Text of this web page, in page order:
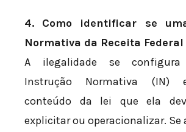
4. Como identificar se
Normativa da Receita
A ilegalidade se
Instrução Normativa (IN)
conteúdo da lei que ela
explicitar ou operacionalizar. Se